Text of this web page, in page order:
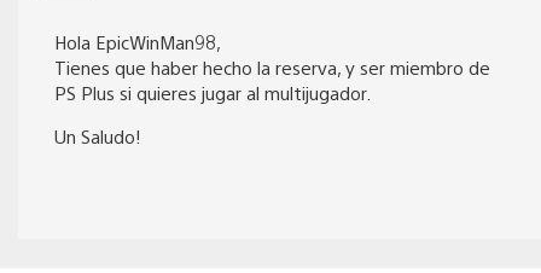
Hola EpicWinMan98,
Tienes que haber hecho la reserva, y ser miembro de
PS Plus si quieres jugar al multijugador.
Un Saludo!